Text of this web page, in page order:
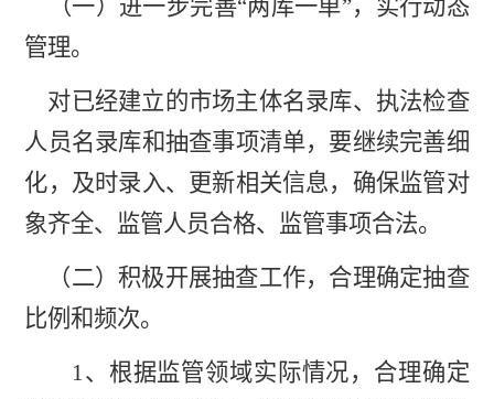
（一）进一步完善“两库一单”，实行动态
管理。
对已经建立的市场主体名录库、执法检查
人员名录库和抽查事项清单，要继续完善细
化，及时录入、更新相关信息，确保监管对
象齐全、监管人员合格、监管事项合法。
（二）积极开展抽查工作，合理确定抽查
比例和频次。
1、根据监管领域实际情况，合理确定